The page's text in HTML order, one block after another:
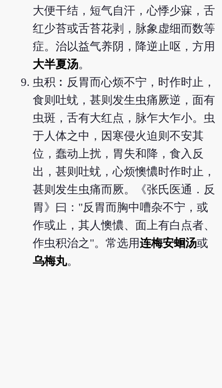
大便干结，短气自汗，心悸少寐，舌
红少苔或舌苔花剥，脉象虚细而数等
症。治以益气养阴，降逆止呕，方用
大半夏汤。
虫积︰反胃而心烦不宁，时作时止，
食则吐蚘，甚则发生虫痛厥逆，面有
虫斑，舌有大红点，脉乍大乍小。虫
于人体之中，因寒侵火迫则不安其
位，蠢动上扰，胃失和降，食入反
出，甚则吐蚘，心烦懊憹时作时止，
甚则发生虫痛而厥。《张氏医通．反
胃》曰："反胃而胸中嘈杂不宁，或
作或止，其人懊憹、面上有白点者、
作虫积治之"。常选用连梅安蛔汤或
乌梅丸。